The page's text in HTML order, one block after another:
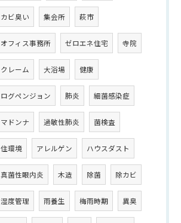
カビ臭い 集会所 萩市
オフィス事務所 ゼロエネ住宅 寺院
クレーム 大浴場 健康
ログペンジョン 肺炎 細菌感染症
マドンナ 過敏性肺炎 菌検査
住環境 アレルゲン ハウスダスト
真菌性眼内炎 木造 除菌 除カビ
湿度管理 雨養生 梅雨時期 異臭